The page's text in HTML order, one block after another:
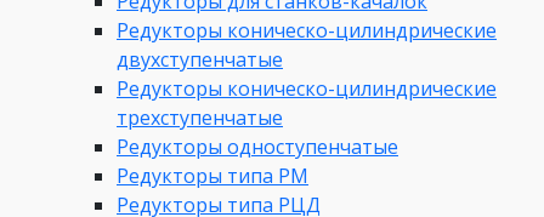
Редукторы коническо-цилиндрические
двухступенчатые
Редукторы коническо-цилиндрические
трехступенчатые
Редукторы одноступенчатые
Редукторы типа РМ
Редукторы типа РЦД